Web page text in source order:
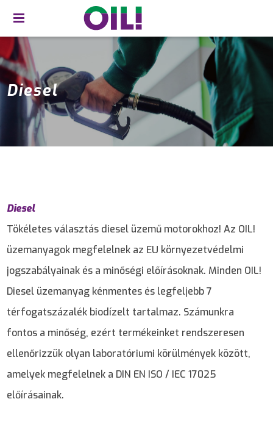
Diesel
Diesel
Tökéletes választás diesel üzemű motorokhoz! Az OIL!
üzemanyagok megfelelnek az EU környezetvédelmi
jogszabályainak és a minőségi előírásoknak. Minden OIL!
Diesel üzemanyag kénmentes és legfeljebb 7
térfogatszázalék biodízelt tartalmaz. Számunkra
fontos a minőség, ezért termékeinket rendszeresen
ellenőrizzük olyan laboratóriumi körülmények között,
amelyek megfelelnek a DIN EN ISO / IEC 17025
előírásainak.